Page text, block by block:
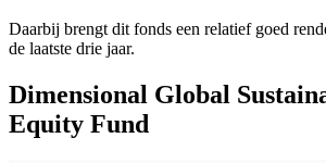
Daarbij brengt dit fonds een relatief goed
de laatste drie jaar.
Dimensional Global
Equity Fund